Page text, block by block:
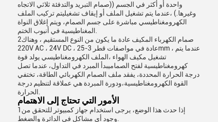
واحدة أو أكثر في الجسم ((صمام التبريد والتدفئة ثلاثي الاتجاه
وغيرها.) ،عندما يتم تشغيل الملف أو إيقاف تشغيليتم تركيب الملف
الكهرومغناطيسي مباشرة على جسم الصمام، ويتم إغلاق النواة
2صمام الكهرباء المكيف عادة ما يكون من النوع المستقيم ، وهناك
220V AC ، 24V DC ، عادة في مواصفات قطر 3-25mm ، عندما يتم
تشغيل مكيف الهواء ،الملف الكهرومغناطيسي يولد قوة
كهرومغناطيسية لفتح الصماميبدأ المبرد في التداول، عندما تصل
درجة الحرارة المحددة، يفقد ملف الصمام الكهربائي الطاقة، تختفي
القوة الكهرومغناطيسية،ودورة المبردة هي عملاقة لتنظيم درجة
الأمور التي تحتاج إلى الاهتمام
1إذا حدث هذا الوضع، يرجى استخدام جهاز كمبيوتر للتحقق من